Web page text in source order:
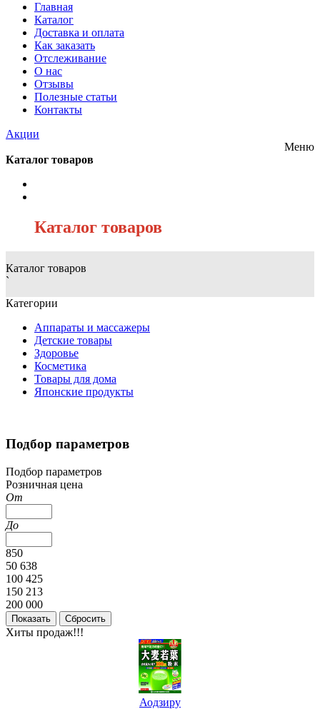
Главная
Каталог
Доставка и оплата
Как заказать
Отслеживание
О нас
Отзывы
Полезные статьи
Контакты
Акции
Меню
Каталог товаров
Каталог товаров
Каталог товаров
`
Категории
Аппараты и массажеры
Детские товары
Здоровье
Косметика
Товары для дома
Японские продукты
Подбор параметров
Подбор параметров
Розничная цена
От
До
850
50 638
100 425
150 213
200 000
Хиты продаж!!!
Аодзиру